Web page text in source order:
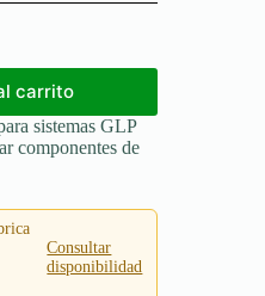
carrito
sistemas GLP
componentes de
Consultar
disponibilidad